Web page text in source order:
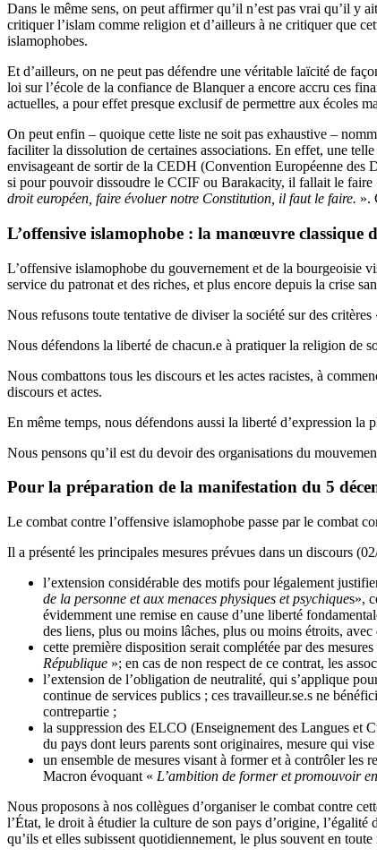
Dans le même sens, on peut affirmer qu’il n’est pas vrai qu’il y
critiquer l’islam comme religion et d’ailleurs à ne critiquer que
islamophobes.
Et d’ailleurs, on ne peut pas défendre une véritable laïcité de
loi sur l’école de la confiance de Blanquer a encore accru ces
actuelles, a pour effet presque exclusif de permettre aux écoles
On peut enfin – quoique cette liste ne soit pas exhaustive –
faciliter la dissolution de certaines associations. En effet, une
envisageant de sortir de la CEDH (Convention Européenne des
si pour pouvoir dissoudre le CCIF ou Barakacity, il fallait le faire
droit européen, faire évoluer notre Constitution, il faut le faire. ».
L’offensive islamophobe : la manœuvre classique
L’offensive islamophobe du gouvernement et de la bourgeoisie
service du patronat et des riches, et plus encore depuis la crise
Nous refusons toute tentative de diviser la société sur des
Nous défendons la liberté de chacun.e à pratiquer la religion de
Nous combattons tous les discours et les actes racistes, à
discours et actes.
En même temps, nous défendons aussi la liberté d’expression
Nous pensons qu’il est du devoir des organisations du
Pour la préparation de la manifestation du 5
Le combat contre l’offensive islamophobe passe par le combat
Il a présenté les principales mesures prévues dans un discours
l’extension considérable des motifs pour légalement
de la personne et aux menaces physiques et psychiques»,
évidemment une remise en cause d’une liberté
des liens, plus ou moins lâches, plus ou moins étroits,
cette première disposition serait complétée par des
République »; en cas de non respect de ce contrat, les
l’extension de l’obligation de neutralité, qui s’applique
continue de services publics ; ces travailleur.se.s ne
contrepartie ;
la suppression des ELCO (Enseignement des Langues et
du pays dont leurs parents sont originaires, mesure qui
un ensemble de mesures visant à former et à contrôler les
Macron évoquant « L’ambition de former et promouvoir
Nous proposons à nos collègues d’organiser le combat contre
l’État, le droit à étudier la culture de son pays d’origine,
qu’ils et elles subissent quotidiennement, le plus souvent en